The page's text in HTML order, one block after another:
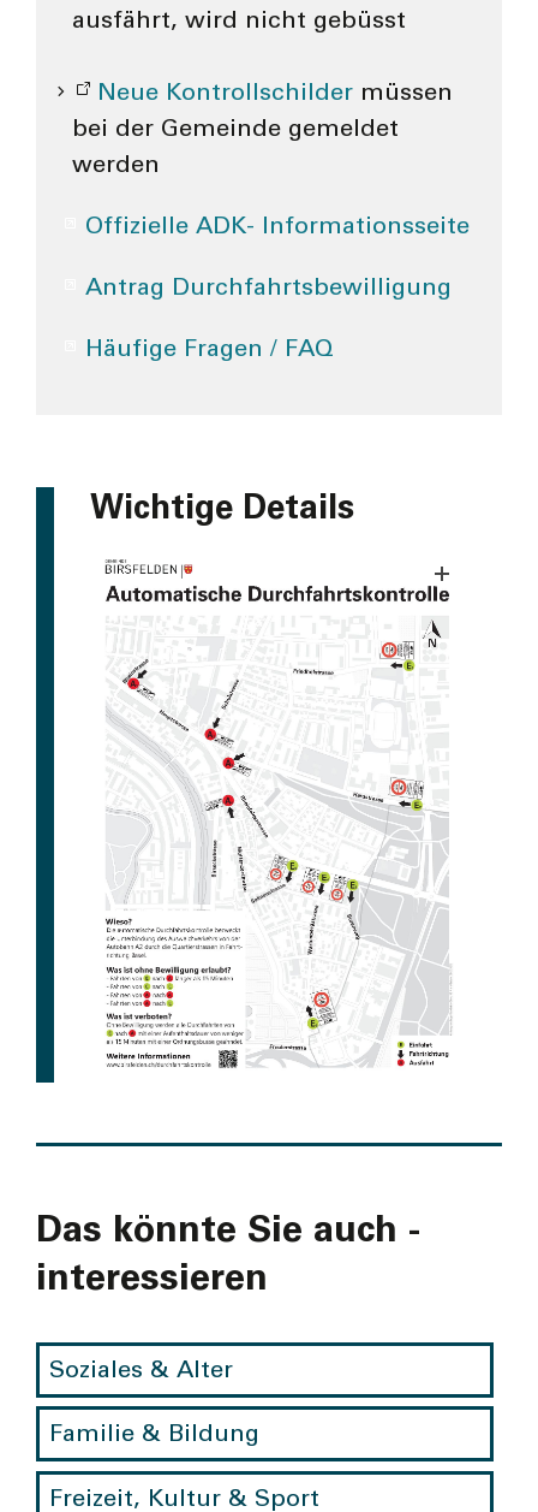
ausfährt, wird nicht gebüsst
Neue Kontrollschilder müssen
bei der Gemeinde gemeldet
werden
Offizielle ADK- Informationsseite
Antrag Durchfahrts­bewilligung
Häufige Fragen / FAQ
Wichtige Details
Das könnte Sie auch ­
interes­sieren
Soziales & Alter
Familie & Bildung
Freizeit, Kultur & Sport